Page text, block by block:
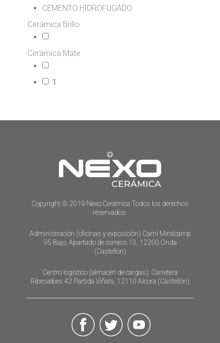
CEMENTO HIDROFUGADO
Cerámica Brillo
Cerámica Mate
1
Copyright © 2019 Nexo Cerámica Todos los derechos
reservados.
Administración (oficinas y exposición) Camí Miralcamp
95 Bajo, Apartado de correos 13, 12200 Onda
(Castellón)
Centro logístico (almacén de cargas): Carretera
Ribesalbes 42 Partida Viñals, 12110 Alcora (Castellón)